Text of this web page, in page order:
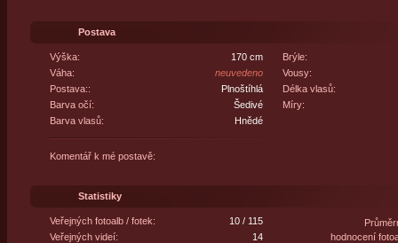
Postava
Výška:
170 cm
Váha:
neuvedeno
Postava::
Plnoštíhlá
Barva očí:
Šedivé
Barva vlasů:
Hnědé
Brýle:
Vousy:
Délka vlasů:
Míry:
Komentář k mé postavě:
Statistiky
Veřejných fotoalb / fotek:
10 / 115
Veřejných videí:
14
hodnocení